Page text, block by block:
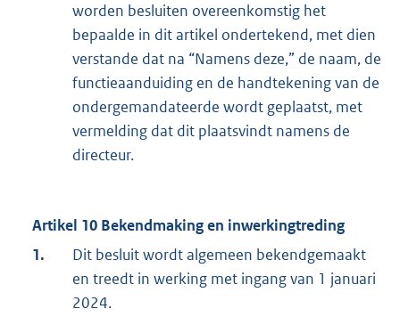
worden besluiten overeenkomstig het
bepaalde in dit artikel ondertekend, met dien
verstande dat na “Namens deze,” de naam, de
functieaanduiding en de handtekening van de
ondergemandateerde wordt geplaatst, met
vermelding dat dit plaatsvindt namens de
directeur.
Artikel 10 Bekendmaking en inwerkingtreding
1.
Dit besluit wordt algemeen bekendgemaakt
en treedt in werking met ingang van 1 januari
2024.